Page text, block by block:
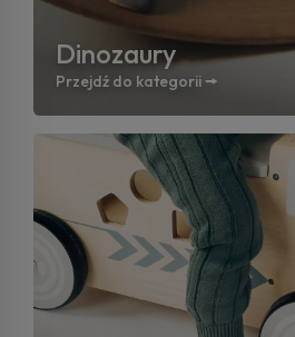
Dinozaury
Przejdź do kategorii 🠚